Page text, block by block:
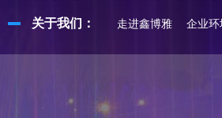
关于我们： 走进鑫博雅 企业环